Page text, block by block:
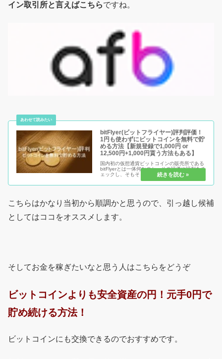
イン取引所と言えばこちらですね。
bitFlyer(ビットフライヤー)評判評価！
1円も使わずにビットコインを無料で貯
める方法【新規登録で1,000円 or
12,500円+1,000円貰う方法もある】
国内初の仮想通貨ビットコインの販売所である
bitFlyerとは一体何なのか。その評価や評判をチ
ェックし、そもそもビットコインって何？とい
う方向けにも簡単ながら説明をしています。安
全なのか危険なのか、稼げるのか稼げないの
こちらはかなり当初から順調かと思うので、引っ越し候補
としてはココをオススメします。
そしてお金を稼ぎたいなと思う人はこちらをどうぞ
ビットコインよりも安全資産の円！元手0円で
貯め続ける方法！
ビットコインにも交換できるのでおすすめです。